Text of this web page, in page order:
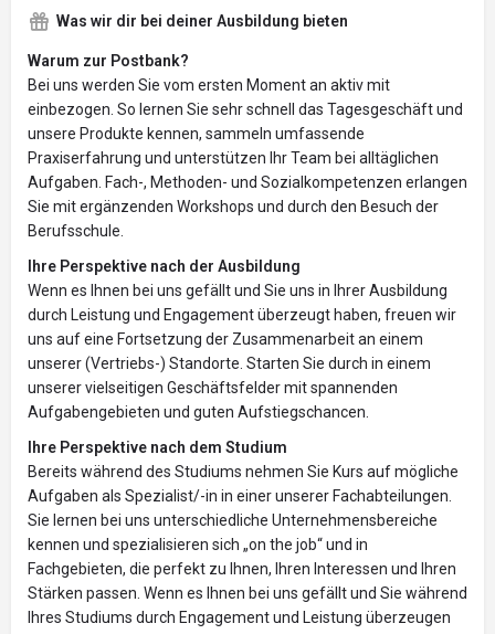
Was wir dir bei deiner Ausbildung bieten
Warum zur Postbank?
Bei uns werden Sie vom ersten Moment an aktiv mit
einbezogen. So lernen Sie sehr schnell das Tagesgeschäft und
unsere Produkte kennen, sammeln umfassende
Praxiserfahrung und unterstützen Ihr Team bei alltäglichen
Aufgaben. Fach-, Methoden- und Sozialkompetenzen erlangen
Sie mit ergänzenden Workshops und durch den Besuch der
Berufsschule.
Ihre Perspektive nach der Ausbildung
Wenn es Ihnen bei uns gefällt und Sie uns in Ihrer Ausbildung
durch Leistung und Engagement überzeugt haben, freuen wir
uns auf eine Fortsetzung der Zusammenarbeit an einem
unserer (Vertriebs-) Standorte. Starten Sie durch in einem
unserer vielseitigen Geschäftsfelder mit spannenden
Aufgabengebieten und guten Aufstiegschancen.
Ihre Perspektive nach dem Studium
Bereits während des Studiums nehmen Sie Kurs auf mögliche
Aufgaben als Spezialist/-in in einer unserer Fachabteilungen.
Sie lernen bei uns unterschiedliche Unternehmensbereiche
kennen und spezialisieren sich „on the job“ und in
Fachgebieten, die perfekt zu Ihnen, Ihren Interessen und Ihren
Stärken passen. Wenn es Ihnen bei uns gefällt und Sie während
Ihres Studiums durch Engagement und Leistung überzeugen